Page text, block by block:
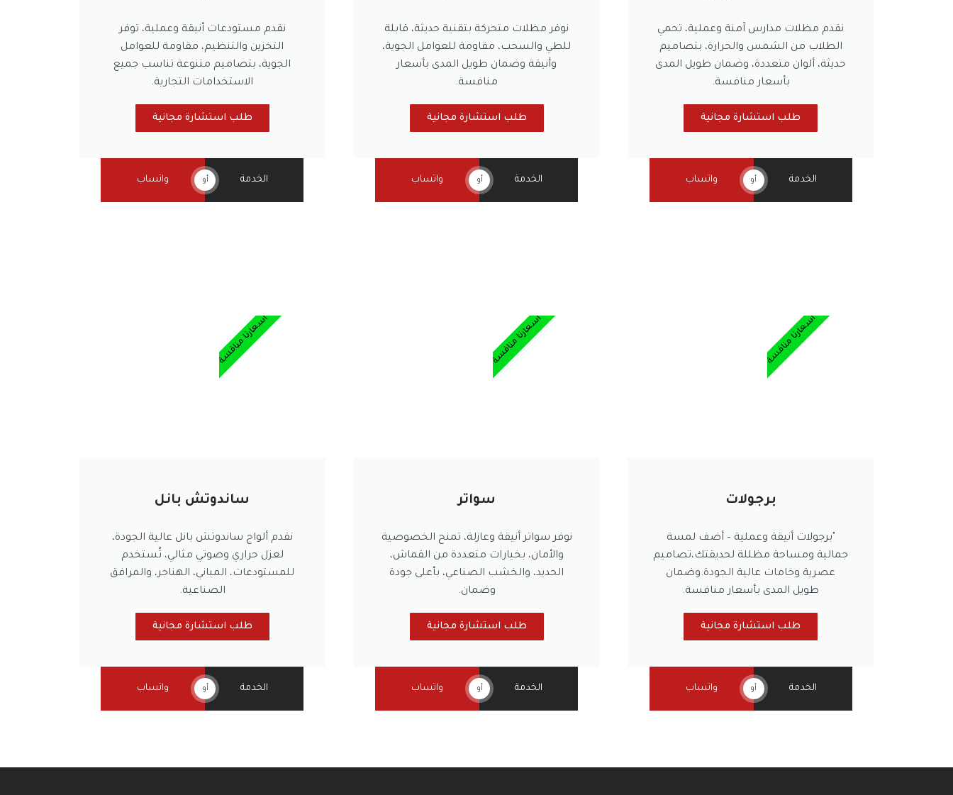
نقدم مظلات مدارس آمنة وعملية، تحمي
الطلاب من الشمس والحرارة، بتصاميم
حديثة، ألوان متعددة، وضمان طويل المدى
بأسعار منافسة.
طلب استشارة مجانية
الخدمة أو واتساب
نوفر مظلات متحركة بتقنية حديثة، قابلة
للطي والسحب، مقاومة للعوامل الجوية،
وأنيقة وضمان طويل المدى بأسعار
منافسة.
طلب استشارة مجانية
الخدمة أو واتساب
نقدم مستودعات أنيقة وعملية، توفر
التخزين والتنظيم، مقاومة للعوامل
الجوية، بتصاميم متنوعة تناسب جميع
الاستخدامات التجارية.
طلب استشارة مجانية
الخدمة أو واتساب
برجولات
"برجولات أنيقة وعملية – أضف لمسة
جمالية ومساحة مظللة لحديقتك،تصاميم
عصرية وخامات عالية الجودة.وضمان
طويل المدى بأسعار منافسة.
طلب استشارة مجانية
أسعارنا منافسة
الخدمة أو واتساب
سواتر
نوفر سواتر أنيقة وعازلة، تمنح الخصوصية
والأمان، بخيارات متعددة من القماش،
الحديد، والخشب الصناعي، بأعلى جودة
وضمان.
طلب استشارة مجانية
أسعارنا منافسة
الخدمة أو واتساب
ساندوتش بانل
نقدم ألواح ساندوتش بانل عالية الجودة،
لعزل حراري وصوتي مثالي، تُستخدم
للمستودعات، المباني، الهناجر، والمرافق
الصناعية.
طلب استشارة مجانية
أسعارنا منافسة
الخدمة أو واتساب